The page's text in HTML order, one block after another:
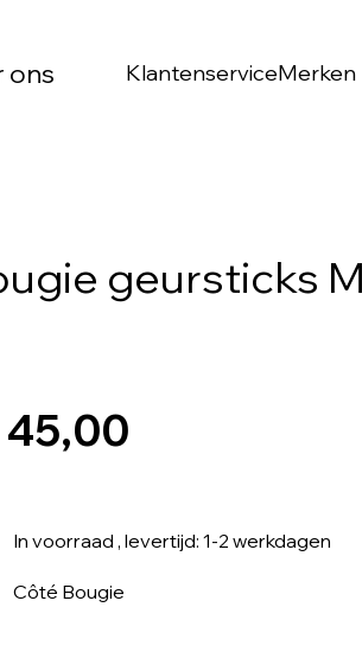
ons KlantenserviceMerken
geursticks
In voorraad , levertijd: 1-2 werkdagen
Côté Bougie